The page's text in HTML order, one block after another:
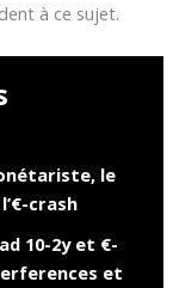
à ce sujet.
le
crash
10-2y et €-
et